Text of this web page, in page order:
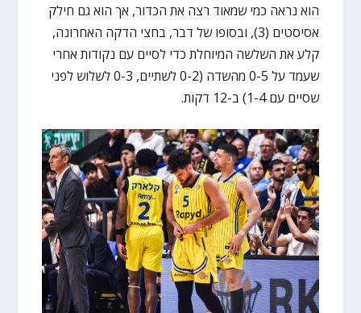
הוא נראה כמי שמאוד רצה את הכדור, אך הוא גם חילק
אסיסטים (3), ובסופו של דבר, בחצי הדקה האחרונה,
קלע את השלשה המיוחלת כדי לסיים עם נקודות אחרי
שעמד על 0-5 מהשדה (0-2 לשתיים, 0-3 לשלוש לפני
שסיים עם 1-4) ב-12 דקות.